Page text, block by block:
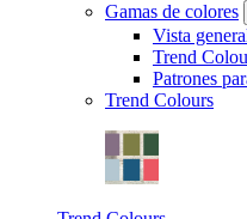
Gamas de colores
Vista
Trend
Patrones
Trend Colours